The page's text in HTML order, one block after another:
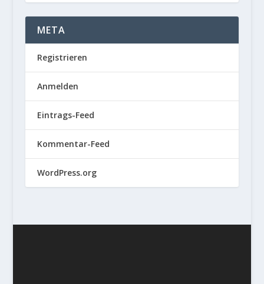
META
Registrieren
Anmelden
Eintrags-Feed
Kommentar-Feed
WordPress.org